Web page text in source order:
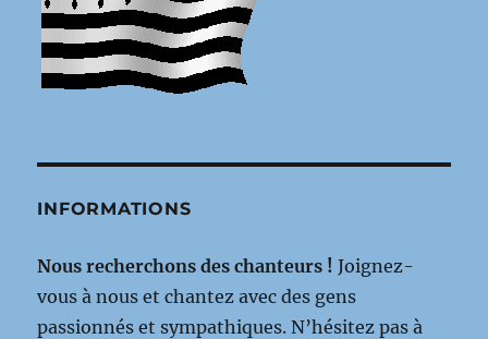
INFORMATIONS
Nous recherchons des chanteurs ! Joignez-
vous à nous et chantez avec des gens
passionnés et sympathiques. N’hésitez pas à